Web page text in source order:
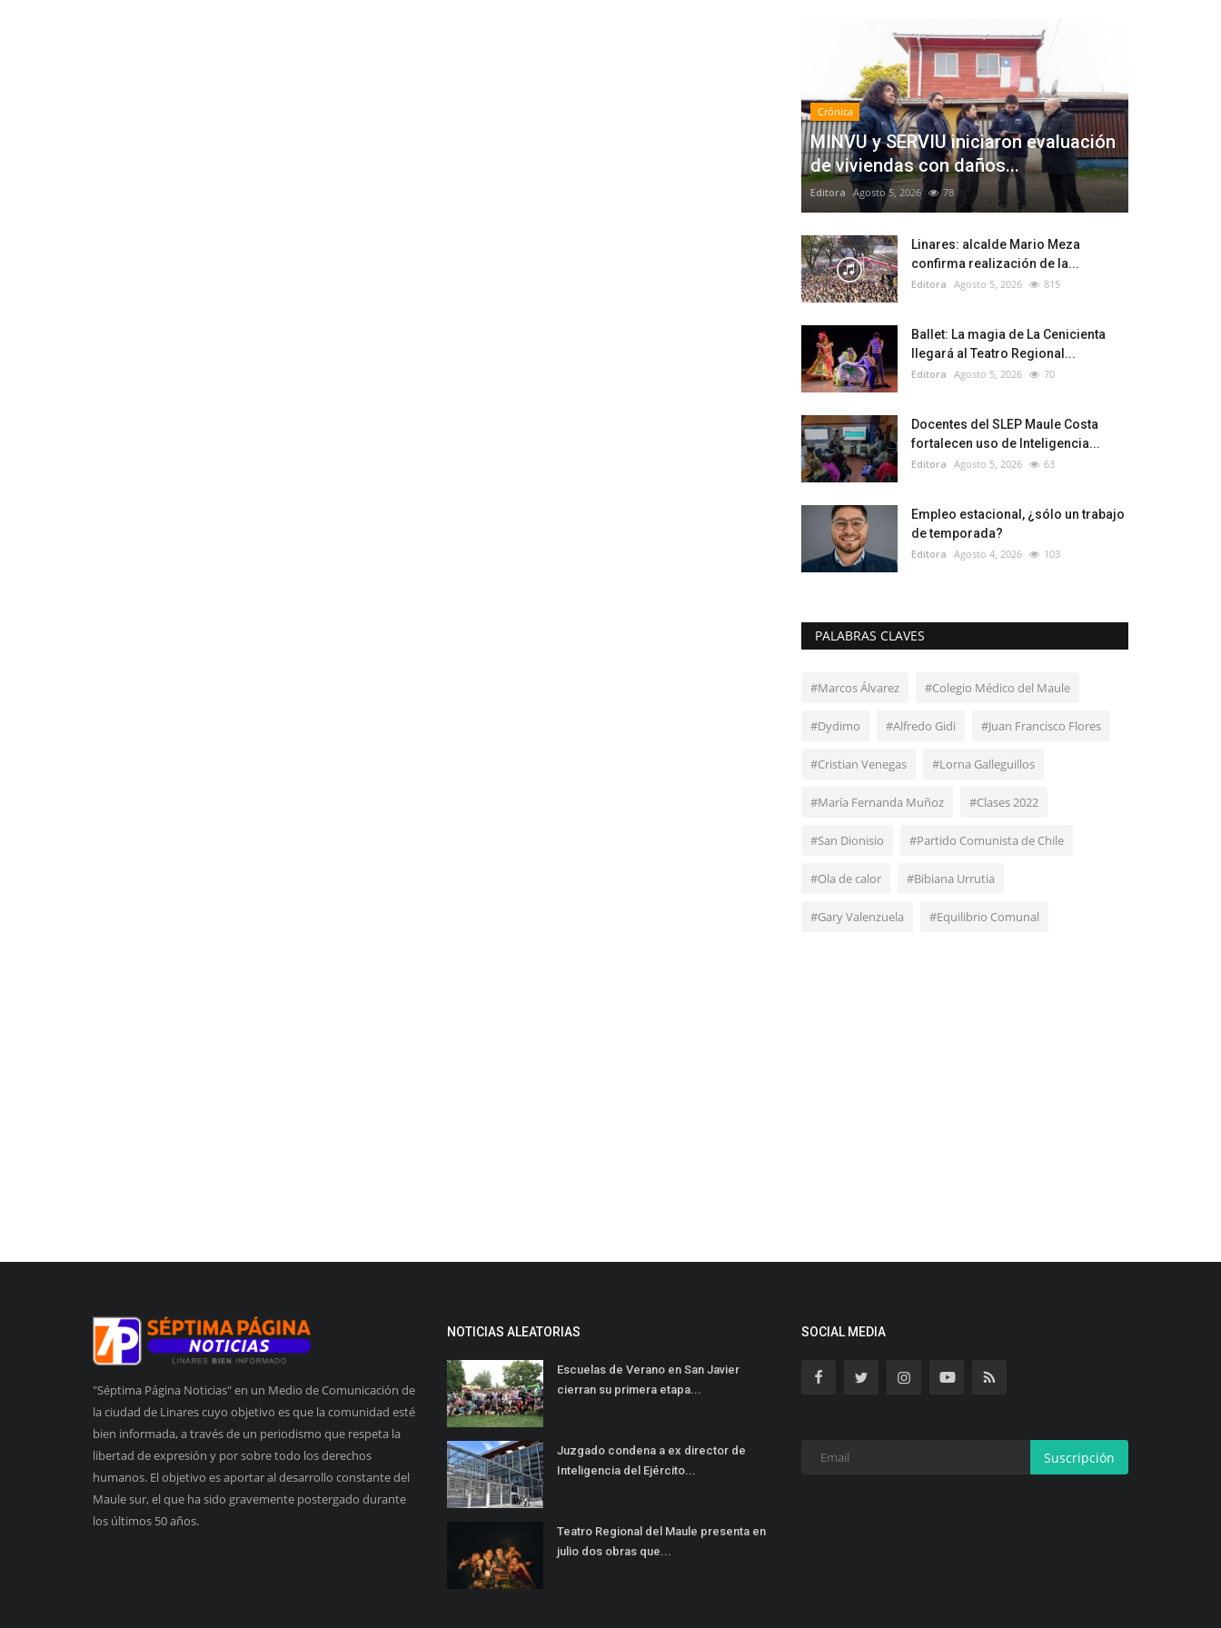
Crónica
MINVU y SERVIU iniciaron evaluación
de viviendas con daños...
Editora Agosto 5, 2026 78
Linares: alcalde Mario Meza
confirma realización de la...
Editora Agosto 5, 2026 815
Ballet: La magia de La Cenicienta
llegará al Teatro Regional...
Editora Agosto 5, 2026 70
Docentes del SLEP Maule Costa
fortalecen uso de Inteligencia...
Editora Agosto 5, 2026 63
Empleo estacional, ¿sólo un trabajo
de temporada?
Editora Agosto 4, 2026 103
PALABRAS CLAVES
#Marcos Álvarez #Colegio Médico del Maule
#Dydimo #Alfredo Gidi #Juan Francisco Flores
#Cristian Venegas #Lorna Galleguillos
#María Fernanda Muñoz #Clases 2022
#San Dionisio #Partido Comunista de Chile
#Ola de calor #Bibiana Urrutia
#Gary Valenzuela #Equilibrio Comunal
"Séptima Página Noticias" en un Medio de Comunicación de
la ciudad de Linares cuyo objetivo es que la comunidad esté
bien informada, a través de un periodismo que respeta la
libertad de expresión y por sobre todo los derechos
humanos. El objetivo es aportar al desarrollo constante del
Maule sur, el que ha sido gravemente postergado durante
los últimos 50 años.
NOTICIAS ALEATORIAS
Escuelas de Verano en San Javier
cierran su primera etapa...
Juzgado condena a ex director de
Inteligencia del Ejército...
Teatro Regional del Maule presenta en
julio dos obras que...
SOCIAL MEDIA
Suscripción